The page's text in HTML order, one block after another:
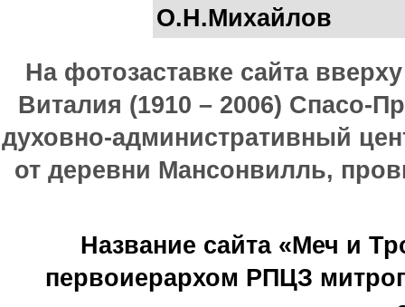
О.Н.Михайлов
На фотозаставке сайта
Виталия (1910 – 2006) Спасо-
духовно-административный
от деревни Мансонвилль,
Название сайта «Меч и
первоиерархом РПЦЗ